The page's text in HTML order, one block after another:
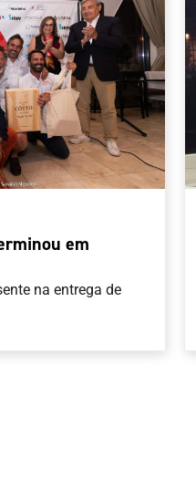
em
na entrega de